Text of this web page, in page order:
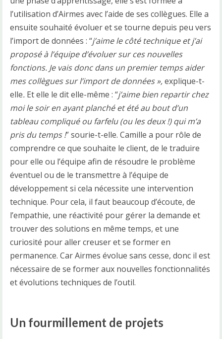
l’utilisation d’Airmes avec l’aide de ses collègues. Elle a
ensuite souhaité évoluer et se tourne depuis peu vers
l’import de données : “j’aime le côté technique et j’ai
proposé à l’équipe d’évoluer sur ces nouvelles
fonctions. Je vais donc dans un premier temps aider
mes collègues sur l’import de données »,explique-t-
elle. Et elle le dit elle-même : “j’aime bien repartir chez
moi le soir en ayant planché et été au bout d’un
tableau compliqué ou farfelu (ou les deux !) qui m’a
pris du temps !” sourie-t-elle. Camille a pour rôle de
comprendre ce que souhaite le client, de le traduire
pour elle ou l’équipe afin de résoudre le problème
éventuel ou de le transmettre à l’équipe de
développement si cela nécessite une intervention
technique. Pour cela, il faut beaucoup d’écoute, de
l’empathie, une réactivité pour gérer la demande et
trouver des solutions en même temps, et une
curiosité pour aller creuser et se former en
permanence. Car Airmes évolue sans cesse, donc il est
nécessaire de se former aux nouvelles fonctionnalités
et évolutions techniques de l’outil.
Un fourmillement de projets